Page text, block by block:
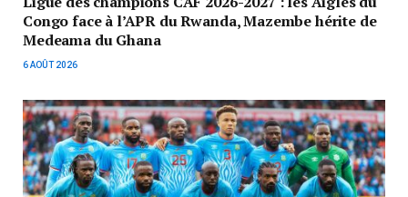
Congo face à l’APR du Rwanda, Mazembe hérite de
Medeama du Ghana
6 AOÛT 2026